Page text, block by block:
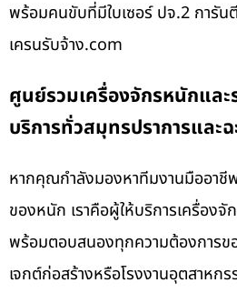
พร้อมคนขับที่มีใบเซอร์ ปจ.2 การั
เครนรับจ้าง.com
ศูนย์รวมเครื่องจักรหนักและ
บริการทั่วสมุทรปราการและฉ
หากคุณกำลังมองหาทีมงานมืออาชี
ของหนัก เราคือผู้ให้บริการเครื่อง
พร้อมตอบสนองทุกความต้องการขอ
เจกต์ก่อสร้างหรือโรงงานอุตสาหก